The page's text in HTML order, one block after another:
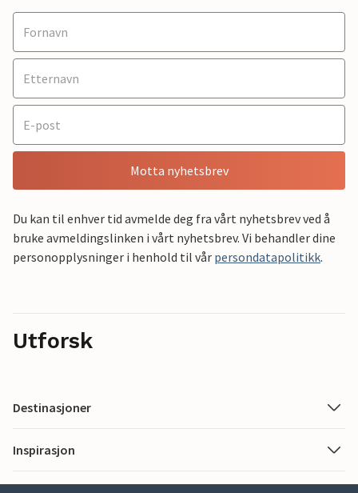
Motta nyhetsbrev
Du kan til enhver tid avmelde deg fra vårt nyhetsbrev ved å
bruke avmeldingslinken i vårt nyhetsbrev. Vi behandler dine
personopplysninger i henhold til vår persondatapolitikk.
Utforsk
Destinasjoner
Inspirasjon